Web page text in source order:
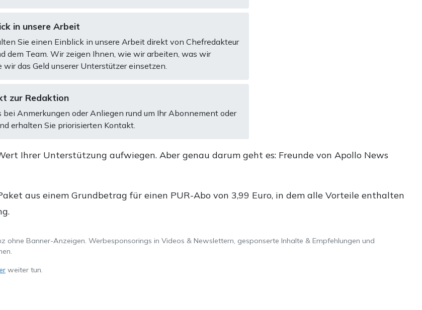
in unsere Arbeit
Sie einen Einblick in unsere Arbeit direkt von Chefredakteur
dem Team. Wir zeigen Ihnen, wie wir arbeiten, was wir
das Geld unserer Unterstützer einsetzen.
zur Redaktion
bei Anmerkungen oder Anliegen rund um Ihr Abonnement oder
erhalten Sie priorisierten Kontakt.
Ihrer Unterstützung aufwiegen. Aber genau darum geht es: Freunde von Apollo News
aus einem Grundbetrag für einen PUR-Abo von 3,99 Euro, in dem alle Vorteile enthalten
Banner-Anzeigen. Werbesponsorings in Videos & Newslettern, gesponserte Inhalte & Empfehlungen und
weiter tun.